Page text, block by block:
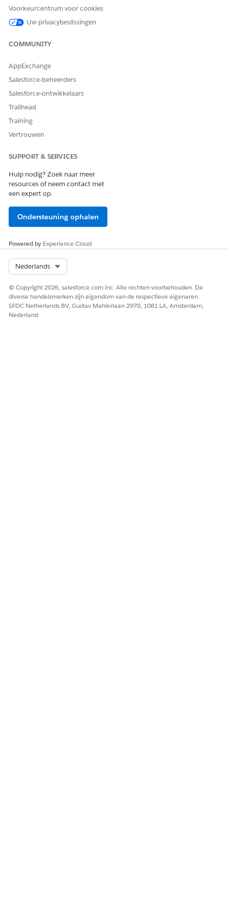
Voorkeurcentrum voor cookies
Uw privacybeslissingen
COMMUNITY
AppExchange
Salesforce-beheerders
Salesforce-ontwikkelaars
Trailhead
Training
Vertrouwen
SUPPORT & SERVICES
Hulp nodig? Zoek naar meer
resources of neem contact met
een expert op.
Ondersteuning ophalen
Powered by Experience Cloud
Nederlands
© Copyright 2026, salesforce.com inc. Alle rechten voorbehouden. De
diverse handelsmerken zijn eigendom van de respectieve eigenaren.
SFDC Netherlands BV, Gustav Mahlerlaan 2970, 1081 LA, Amsterdam,
Nederland